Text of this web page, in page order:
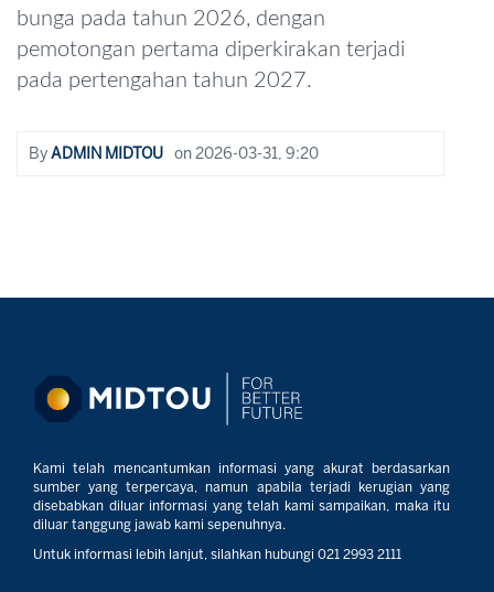
bunga pada tahun 2026, dengan
pemotongan pertama diperkirakan terjadi
pada pertengahan tahun 2027.
By ADMIN MIDTOU on 2026-03-31, 9:20
Kami telah mencantumkan informasi yang akurat berdasarkan
sumber yang terpercaya, namun apabila terjadi kerugian yang
disebabkan diluar informasi yang telah kami sampaikan, maka itu
diluar tanggung jawab kami sepenuhnya.
Untuk informasi lebih lanjut, silahkan hubungi 021 2993 2111